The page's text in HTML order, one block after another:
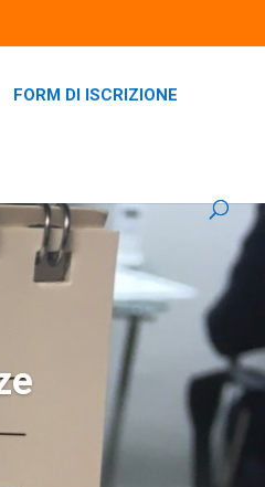
FORM DI ISCRIZIONE